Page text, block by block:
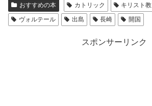
おすすめの本 カトリック キリスト教
ヴォルテール
出島 長崎 開国
スポンサーリンク